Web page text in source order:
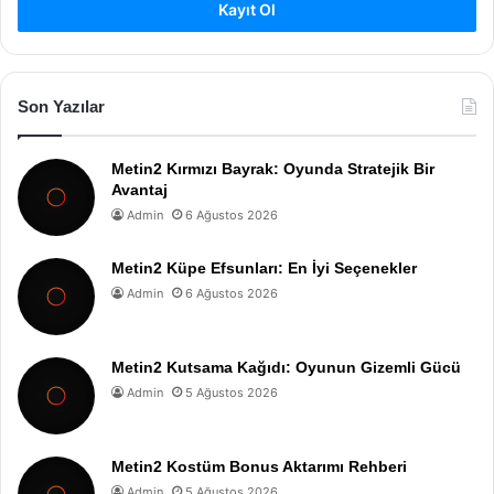
Kayıt Ol
Son Yazılar
Metin2 Kırmızı Bayrak: Oyunda Stratejik Bir
Avantaj
Admin 6 Ağustos 2026
Metin2 Küpe Efsunları: En İyi Seçenekler
Admin 6 Ağustos 2026
Metin2 Kutsama Kağıdı: Oyunun Gizemli Gücü
Admin 5 Ağustos 2026
Metin2 Kostüm Bonus Aktarımı Rehberi